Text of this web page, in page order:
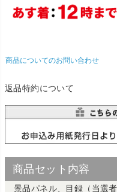
商品についてのお問い合わせ
返品特約について
商品セット内容
景品パネル、目録（当選